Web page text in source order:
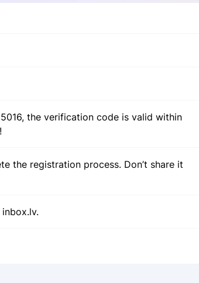
the verification code is valid within
the registration process. Don’t share it